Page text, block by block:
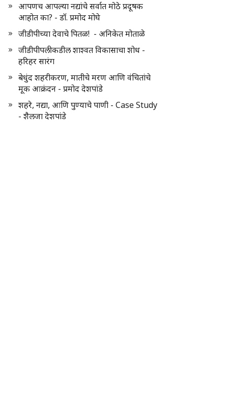
आपणच आपल्या नद्यांचे सर्वात मोठे प्रदूषक
आहोत का? - डॉ. प्रमोद मोघे
जीडीपीच्या देवाचे पितळ! - अनिकेत मोताळे
जीडीपीपलीकडील शाश्वत विकासाचा शोध -
हरिहर सारंग
बेधुंद शहरीकरण, मातीचे मरण आणि वंचितांचे
मूक आक्रंदन - प्रमोद देशपांडे
शहरे, नद्या, आणि पुण्याचे पाणी - Case Study
- शैलजा देशपांडे